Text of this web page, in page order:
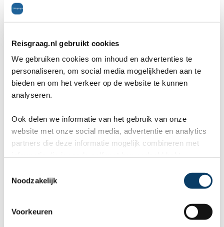
Reisgraag.nl gebruikt cookies
We gebruiken cookies om inhoud en advertenties te
personaliseren, om social media mogelijkheden aan te
bieden en om het verkeer op de website te kunnen
analyseren.
Ook delen we informatie van het gebruik van onze
website met onze social media, advertentie en analytics
partners die deze informatie mogelijk combineren met
Noodzakelijk
Voorkeuren
5371BB Ravenstein
0486-412199
Aangesloten bij